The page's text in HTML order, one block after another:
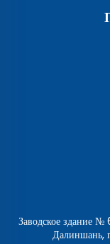
Заводское здание
Далиншань,